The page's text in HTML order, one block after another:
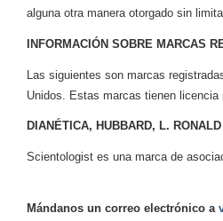
alguna otra manera otorgado sin
INFORMACIÓN SOBRE MARCAS
Las siguientes son marcas
Unidos. Estas marcas tienen
DIANÉTICA, HUBBARD, L.
Scientologist es una marca de
Mándanos un correo electrónico a